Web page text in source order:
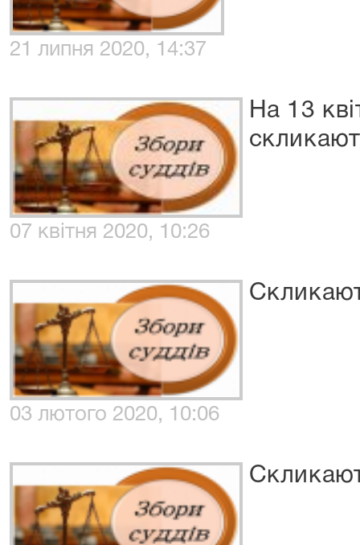
21 липня 2020, 14:37
На 13
07 квітня 2020, 10:26
03 лютого 2020, 10:06